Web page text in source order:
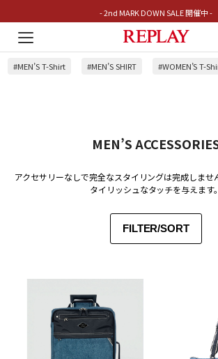
- 2nd MARK DOWN SALE 開催中 -
Toggle
#MEN’S T-Shirt #MEN’S SHIRT #WOMEN’S T-
MEN’S
アクセサリーなしで完全なスタイリングは完成しませ
タイリッシュなタッチを与えます。
FILTER/SORT